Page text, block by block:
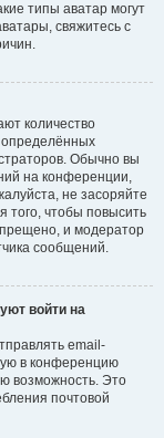
типы аватар могут
свяжитесь с
количество
Обычно вы
на конференции,
не засоряйте
чтобы повысить
и модератор
сообщений.
войти на
email-
в конференцию
возможность. Это
почтовой